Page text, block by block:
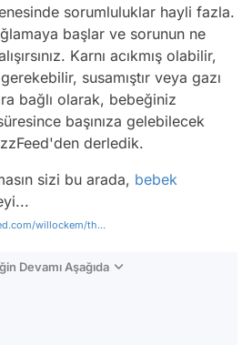
sorumluluklar hayli fazla.
başlar ve sorunun ne
Karnı acıkmış olabilir,
susamıştır veya gazı
bağlı olarak, bebeğiniz
başınıza gelebilecek
derledik.
sizi bu arada, bebek
willockem/th...
Devamı Aşağıda